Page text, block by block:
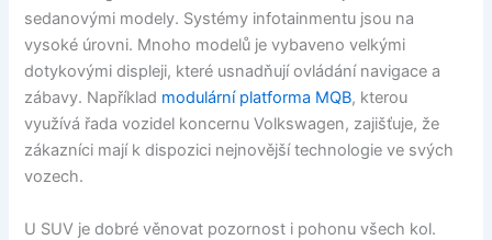
sedanovými modely. Systémy infotainmentu jsou na
vysoké úrovni. Mnoho modelů je vybaveno velkými
dotykovými displeji, které usnadňují ovládání navigace a
zábavy. Například modulární platforma MQB, kterou
využívá řada vozidel koncernu Volkswagen, zajišťuje, že
zákazníci mají k dispozici nejnovější technologie ve svých
vozech.
U SUV je dobré věnovat pozornost i pohonu všech kol.